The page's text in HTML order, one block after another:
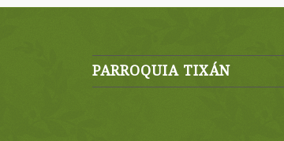
PARROQUIA TIXÁN